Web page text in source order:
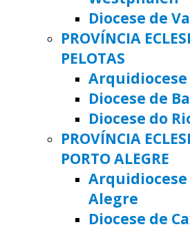
Diocese de
PROVÍNCIA
PELOTAS
Arquidiocese
Diocese de
Diocese do
PROVÍNCIA
PORTO ALEGRE
Alegre
Diocese de